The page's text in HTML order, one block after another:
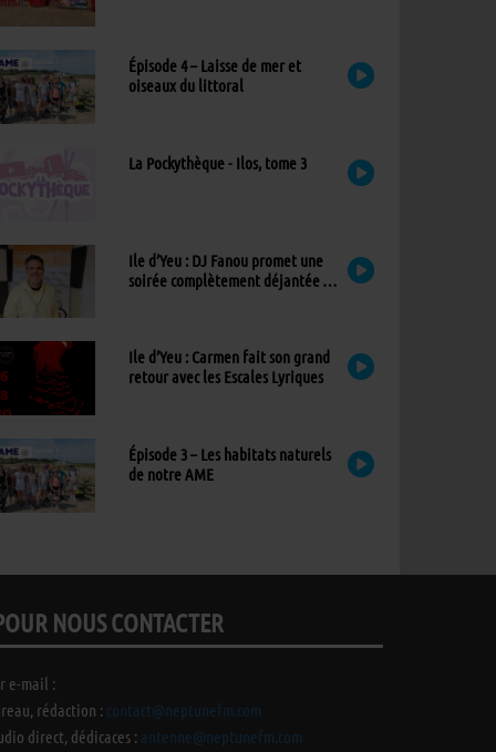
Épisode 4 – Laisse de mer et
oiseaux du littoral
La Pockythèque - Ilos, tome 3
Ile d’Yeu : DJ Fanou promet une
soirée complètement déjantée à
Ile d’Yeu : Carmen fait son grand
retour avec les Escales Lyriques
Épisode 3 – Les habitats naturels
de notre AME
NOUS CONTACTER
e-mail :
rédaction : contact@neptunefm.com
direct, dédicaces : antenne@neptunefm.com